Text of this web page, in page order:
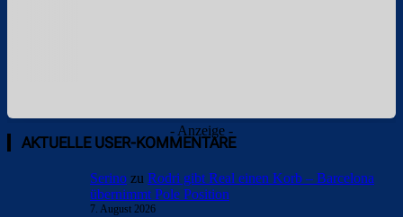
- Anzeige -
AKTUELLE USER-KOMMENTARE
Serino zu Rodri gibt Real einen Korb – Barcelona
übernimmt Pole Position
7. August 2026